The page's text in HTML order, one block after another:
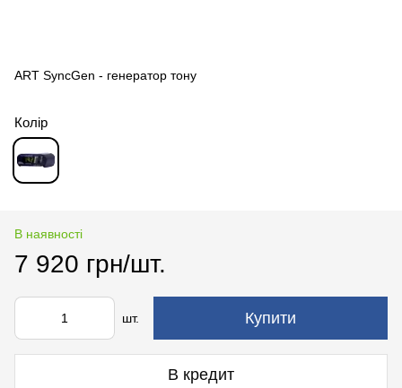
ART SyncGen - генератор тону
Колір
В наявності
7 920 грн/шт.
шт. Купити
В кредит